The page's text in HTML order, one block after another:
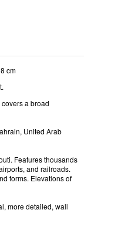
cm
a broad
United Arab
Features thousands
and railroads.
forms. Elevations of
more detailed, wall